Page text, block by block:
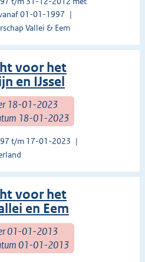
01-01-1997
Vallei & Eem
voor het
en IJssel
18-01-2023
18-01-2023
t/m 17-01-2023
voor het
en Eem
01-01-2013
01-01-2013